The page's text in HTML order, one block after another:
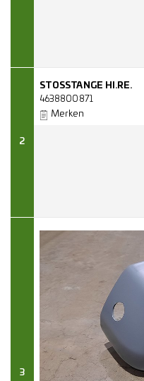
2
STOSSTANGE HI.RE.
4638800871
Merken
3